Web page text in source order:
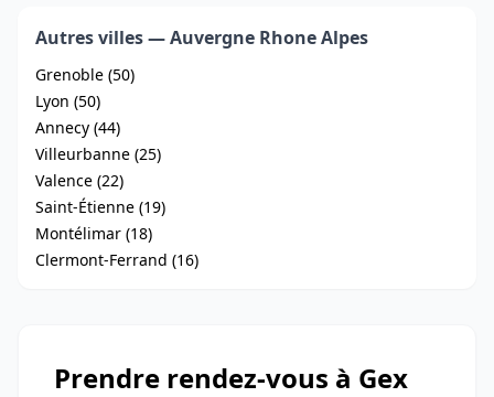
Autres villes — Auvergne Rhone Alpes
Grenoble (50)
Lyon (50)
Annecy (44)
Villeurbanne (25)
Valence (22)
Saint-Étienne (19)
Montélimar (18)
Clermont-Ferrand (16)
Prendre rendez-vous à Gex